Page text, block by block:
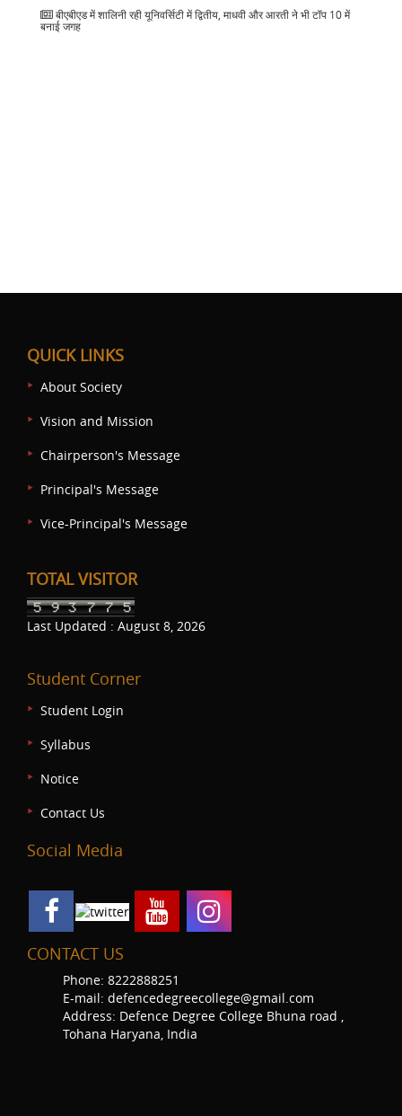
बीएबीएड में शालिनी रही यूनिवर्सिटी में द्वितीय, माधवी और आरती ने भी टॉप 10 में
बनाई जगह
QUICK LINKS
About Society
Vision and Mission
Chairperson's Message
Principal's Message
Vice-Principal's Message
TOTAL VISITOR
Last Updated : August 8, 2026
Student Corner
Student Login
Syllabus
Notice
Contact Us
Social Media
CONTACT US
Phone: 8222888251
E-mail: defencedegreecollege@gmail.com
Address: Defence Degree College Bhuna road ,
Tohana Haryana, India